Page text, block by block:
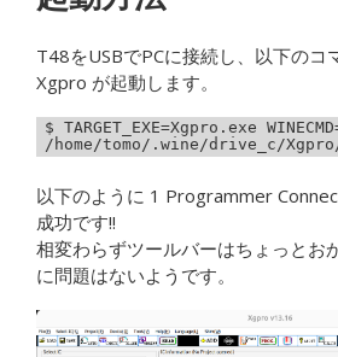
T48をUSBでPCに接続し、以下のコ
Xgpro が起動します。
$ TARGET_EXE=Xgpro.exe
/home/tomo/.wine/drive_c/
以下のように 1 Programmer
成功です!!
相変わらずツールバーはちょっとお
に問題はないようです。